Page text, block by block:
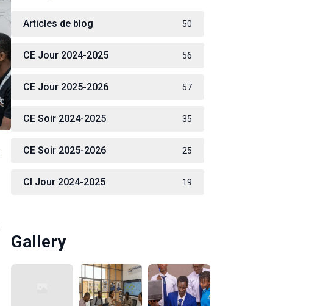
Articles de blog 50
CE Jour 2024-2025 56
CE Jour 2025-2026 57
CE Soir 2024-2025 35
CE Soir 2025-2026 25
CI Jour 2024-2025 19
Gallery